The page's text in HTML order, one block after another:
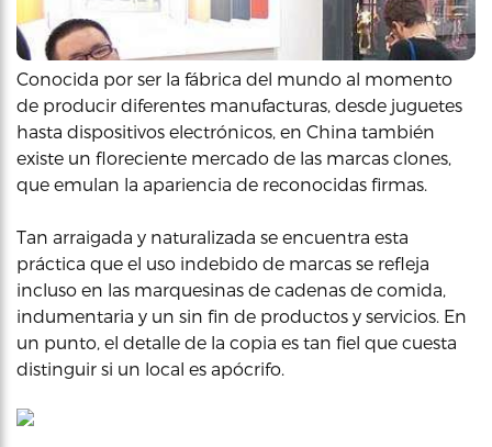
Conocida por ser la fábrica del mundo al momento
de producir diferentes manufacturas, desde juguetes
hasta dispositivos electrónicos, en China también
existe un floreciente mercado de las marcas clones,
que emulan la apariencia de reconocidas firmas.
Tan arraigada y naturalizada se encuentra esta
práctica que el uso indebido de marcas se refleja
incluso en las marquesinas de cadenas de comida,
indumentaria y un sin fin de productos y servicios. En
un punto, el detalle de la copia es tan fiel que cuesta
distinguir si un local es apócrifo.